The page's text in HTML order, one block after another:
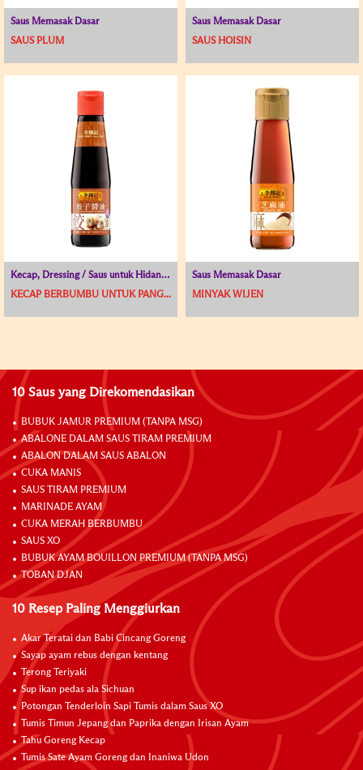
Saus Memasak Dasar
SAUS PLUM
Saus Memasak Dasar
SAUS HOISIN
Kecap, Dressing / Saus untuk Hidangan Dingin
KECAP BERBUMBU UNTUK PANG...
Saus Memasak Dasar
MINYAK WIJEN
10 Saus yang Direkomendasikan
BUBUK JAMUR PREMIUM (TANPA MSG)
ABALONE DALAM SAUS TIRAM PREMIUM
ABALON DALAM SAUS ABALON
CUKA MANIS
SAUS TIRAM PREMIUM
MARINADE AYAM
CUKA MERAH BERBUMBU
SAUS XO
BUBUK AYAM BOUILLON PREMIUM (TANPA MSG)
TOBAN DJAN
10 Resep Paling Menggiurkan
Akar Teratai dan Babi Cincang Goreng
Sayap ayam rebus dengan kentang
Terong Teriyaki
Sup ikan pedas ala Sichuan
Potongan Tenderloin Sapi Tumis dalam Saus XO
Tumis Timun Jepang dan Paprika dengan Irisan Ayam
Tahu Goreng Kecap
Tumis Sate Ayam Goreng dan Inaniwa Udon